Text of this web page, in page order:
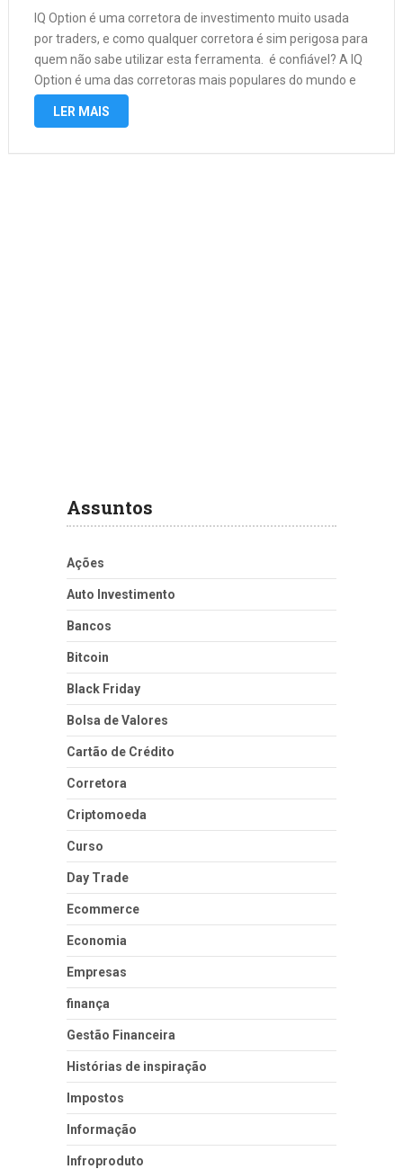
IQ Option é uma corretora de investimento muito usada
por traders, e como qualquer corretora é sim perigosa para
quem não sabe utilizar esta ferramenta. é confiável? A IQ
Option é uma das corretoras mais populares do mundo e
se consolidou no mercado como uma escolha …
LER MAIS
Assuntos
Ações
Auto Investimento
Bancos
Bitcoin
Black Friday
Bolsa de Valores
Cartão de Crédito
Corretora
Criptomoeda
Curso
Day Trade
Ecommerce
Economia
Empresas
finança
Gestão Financeira
Histórias de inspiração
Impostos
Informação
Infroproduto